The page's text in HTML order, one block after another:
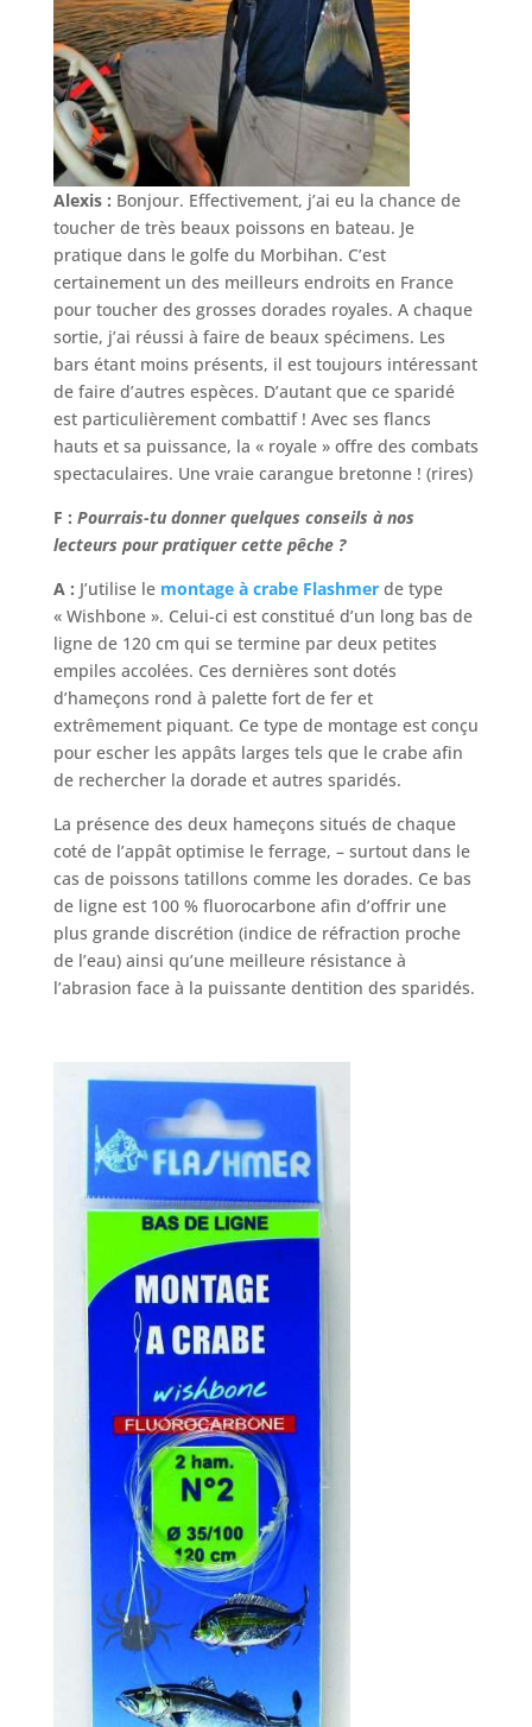
Alexis : Bonjour. Effectivement, j’ai eu la chance de
toucher de très beaux poissons en bateau. Je
pratique dans le golfe du Morbihan. C’est
certainement un des meilleurs endroits en France
pour toucher des grosses dorades royales. A chaque
sortie, j’ai réussi à faire de beaux spécimens. Les
bars étant moins présents, il est toujours intéressant
de faire d’autres espèces. D’autant que ce sparidé
est particulièrement combattif ! Avec ses flancs
hauts et sa puissance, la « royale » offre des combats
spectaculaires. Une vraie carangue bretonne ! (rires)
F : Pourrais-tu donner quelques conseils à nos
lecteurs pour pratiquer cette pêche ?
A : J’utilise le montage à crabe Flashmerde type
« Wishbone ». Celui-ci est constitué d’un long bas de
ligne de 120 cm qui se termine par deux petites
empiles accolées. Ces dernières sont dotés
d’hameçons rond à palette fort de fer et
extrêmement piquant. Ce type de montage est conçu
pour escher les appâts larges tels que le crabe afin
de rechercher la dorade et autres sparidés.
La présence des deux hameçons situés de chaque
coté de l’appât optimise le ferrage, – surtout dans le
cas de poissons tatillons comme les dorades. Ce bas
de ligne est 100 % fluorocarbone afin d’offrir une
plus grande discrétion (indice de réfraction proche
de l’eau) ainsi qu’une meilleure résistance à
l’abrasion face à la puissante dentition des sparidés.